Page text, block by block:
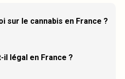
sur le cannabis en France ?
il légal en France ?